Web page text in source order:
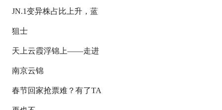
JN.1变异株占比上升，蓝
狙士
天上云霞浮锦上——走进
南京云锦
春节回家抢票难？有了TA